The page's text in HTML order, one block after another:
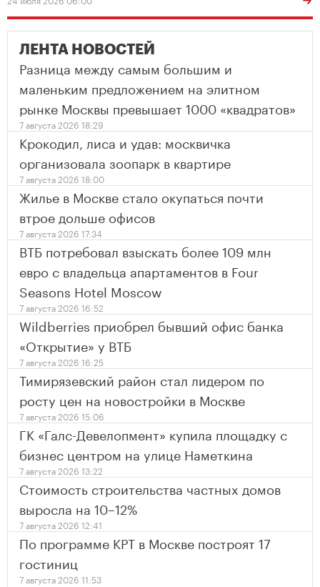
ЛЕНТА НОВОСТЕЙ
Разница между самым большим и
маленьким предложением на элитном
рынке Москвы превышает 1000 «квадратов»
7 августа 2026 18:29
Крокодил, лиса и удав: москвичка
организовала зоопарк в квартире
7 августа 2026 18:00
Жилье в Москве стало окупаться почти
втрое дольше офисов
7 августа 2026 17:34
ВТБ потребовал взыскать более 109 млн
евро с владельца апартаментов в Four
Seasons Hotel Moscow
7 августа 2026 16:52
Wildberries приобрел бывший офис банка
«Открытие» у ВТБ
7 августа 2026 16:25
Тимирязевский район стал лидером по
росту цен на новостройки в Москве
7 августа 2026 15:06
ГК «Галс-Девелопмент» купила площадку с
бизнес центром на улице Наметкина
7 августа 2026 13:22
Стоимость строительства частных домов
выросла на 10–12%
7 августа 2026 12:41
По программе КРТ в Москве построят 17
гостиниц
7 августа 2026 11:53